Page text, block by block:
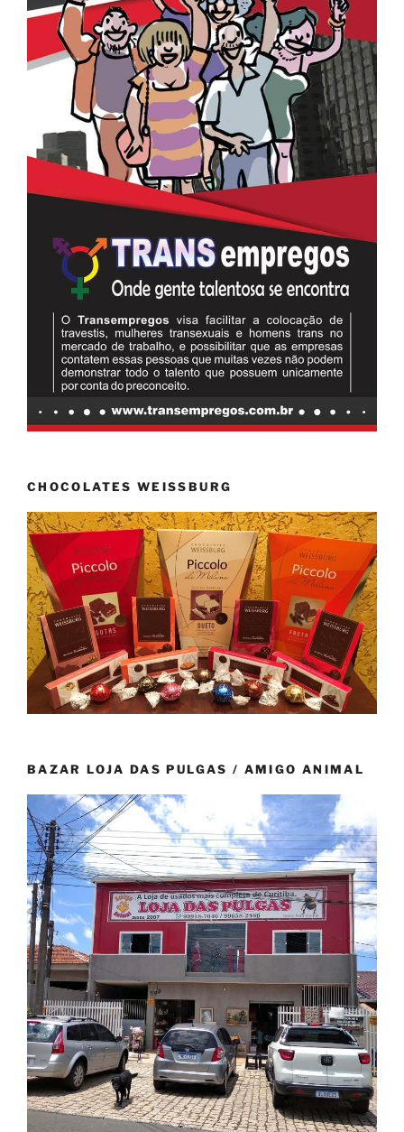
CHOCOLATES WEISSBURG
BAZAR LOJA DAS PULGAS / AMIGO ANIMAL